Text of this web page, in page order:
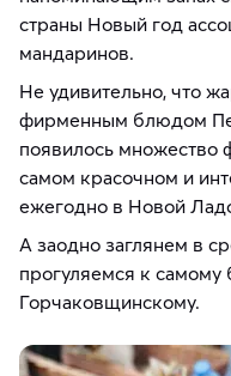
страны Новый год
мандаринов.
Не удивительно, что
фирменным блюдом
появилось множество
самом красочном и
ежегодно в Новой
А заодно заглянем в
прогуляемся к
Горчаковщинскому.